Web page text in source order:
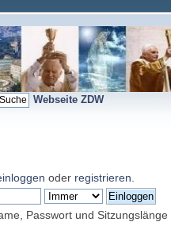
Webseite ZDW
oder registrieren
Passwort und Sitzungslänge